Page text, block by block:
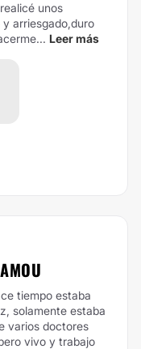
unos
arriesgado,duro
Leer más
tiempo estaba
solamente estaba
varios doctores
vivo y trabajo